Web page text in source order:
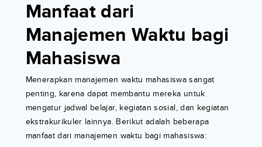
Manfaat dari
Manajemen Waktu bagi
Mahasiswa
Menerapkan manajemen waktu mahasiswa sangat
penting, karena dapat membantu mereka untuk
mengatur jadwal belajar, kegiatan sosial, dan kegiatan
ekstrakurikuler lainnya. Berikut adalah beberapa
manfaat dari manajemen waktu bagi mahasiswa: